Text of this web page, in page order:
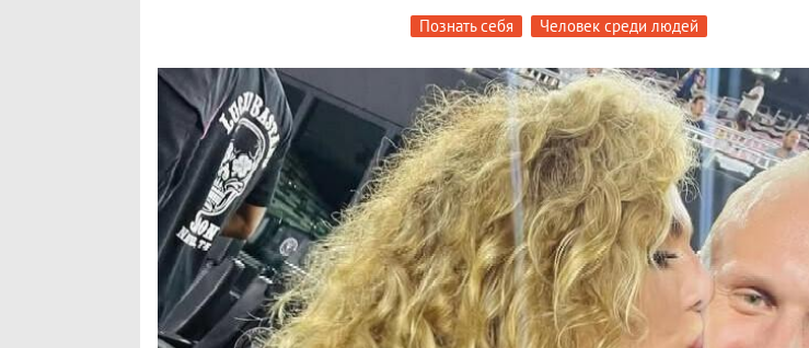
Познать себя Человек среди людей